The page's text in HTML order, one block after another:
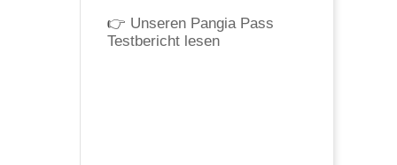
👉 Unseren Pangia Pass
Testbericht lesen